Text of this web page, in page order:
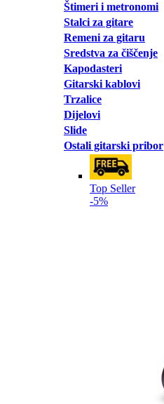
Štimeri i metronomi
Stalci za gitare
Remeni za gitaru
Sredstva za čiščenje
Kapodasteri
Gitarski kablovi
Trzalice
Dijelovi
Slide
Ostali gitarski pribor
Top Seller
-5%